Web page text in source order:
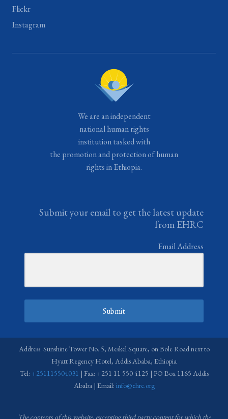
Flickr
Instagram
We are an independent
national human rights
institution tasked with
the promotion and protection of human
rights in Ethiopia.
Submit your email to get the latest update
from EHRC
Email Address
Submit
Address: Sunshine Tower No. 5, Meskel Square, on Bole Road next to
Hyatt Regency Hotel, Addis Ababa, Ethiopia
Tel: +251115504031 | Fax: +251 11 550 4125 | PO Box 1165 Addis
Ababa | Email: info@ehrc.org
The contents of this website, excepting third party content for which the